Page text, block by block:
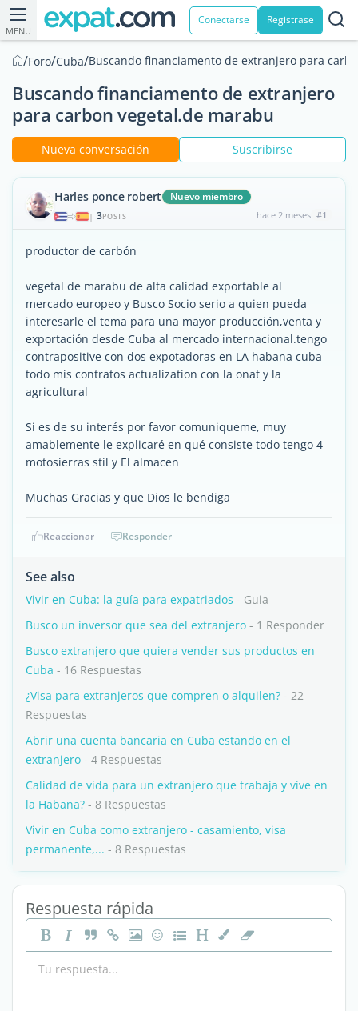
MENU
Conectarse Registrase
/Foro/Cuba/Buscando financiamento de extranjero para
Buscando financiamento de extranjero
para carbon vegetal.de marabu
Nueva conversación Suscribirse
Harles ponce robert Nuevo miembro
| 3POSTS hace 2 meses #1
productor de carbón
vegetal de marabu de alta calidad exportable al
mercado europeo y Busco Socio serio a quien pueda
interesarle el tema para una mayor producción,venta y
exportación desde Cuba al mercado internacional.tengo
contrapositive con dos expotadoras en LA habana cuba
todo mis contratos actualization con la onat y la
agricultural
Si es de su interés por favor comuniqueme, muy
amablemente le explicaré en qué consiste todo tengo 4
motosierras stil y El almacen
Muchas Gracias y que Dios le bendiga
Reaccionar Responder
See also
Vivir en Cuba: la guía para expatriados - Guia
Busco un inversor que sea del extranjero - 1 Responder
Busco extranjero que quiera vender sus productos en
Cuba - 16 Respuestas
¿Visa para extranjeros que compren o alquilen? - 22
Respuestas
Abrir una cuenta bancaria en Cuba estando en el
extranjero - 4 Respuestas
Calidad de vida para un extranjero que trabaja y vive en
la Habana? - 8 Respuestas
Vivir en Cuba como extranjero - casamiento, visa
permanente,... - 8 Respuestas
Respuesta rápida